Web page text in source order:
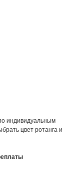
индивидуальным
цвет ротанга и